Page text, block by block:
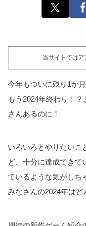
当サイトでは
今年もついに残り1か月
もう2024年終わり！
さんあるのに！
いろいろとやりたいこ
ど、十分に達成できて
ているような気がしち
みなさんの2024年はど